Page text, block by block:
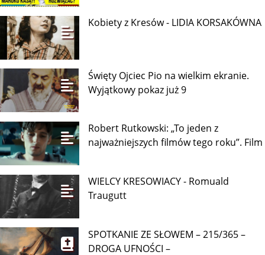
Kobiety z Kresów - LIDIA KORSAKÓWNA
Święty Ojciec Pio na wielkim ekranie.
Wyjątkowy pokaz już 9
Robert Rutkowski: „To jeden z
najważniejszych filmów tego roku”. Film
WIELCY KRESOWIACY - Romuald
Traugutt
SPOTKANIE ZE SŁOWEM – 215/365 –
DROGA UFNOŚCI –